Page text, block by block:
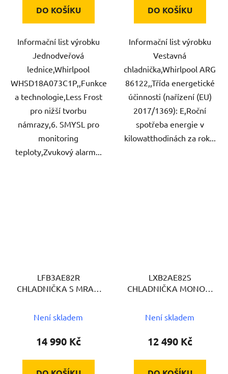
DO KOŠÍKU
Informační list výrobku
Jednodveřová
lednice,Whirlpool
WHSD18A073C1P,,Funkce
a technologie,Less Frost
pro nižší tvorbu
námrazy,6. SMYSL pro
monitoring
teploty,Zvukový alarm...
DO KOŠÍKU
Informační list výrobku
Vestavná
chladnička,Whirlpool ARG
86122,,Třída energetické
účinnosti (nařízení (EU)
2017/1369): E,Roční
spotřeba energie v
kilowatthodinách za rok...
LFB3AE82R
CHLADNIČKA S MRAZ.
Není skladem
14 990 Kč
LXB2AE82S
CHLADNIČKA MONOK.
Není skladem
12 490 Kč